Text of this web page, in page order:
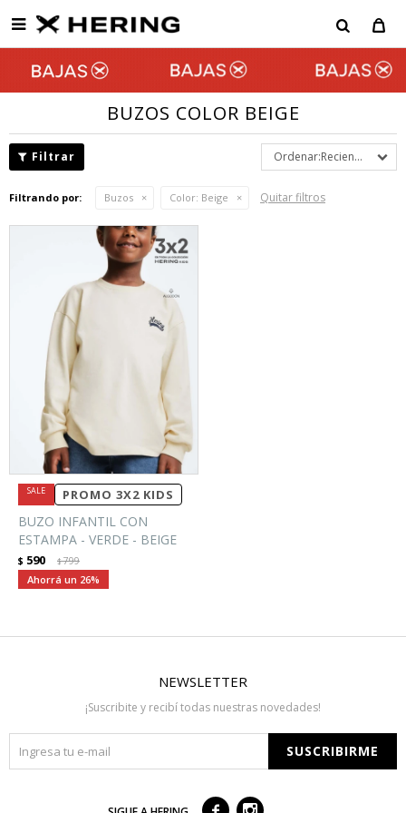

BUZOS COLOR BEIGE
Recientes
Filtrando por: Buzos Color: Beige Quitar filtros
PROMO 3X2 KIDS
BUZO INFANTIL CON
ESTAMPA - VERDE - BEIGE
$ 590 $799
26
NEWSLETTER
¡Suscribite y recibí todas nuestras novedades!
SUSCRIBIRME